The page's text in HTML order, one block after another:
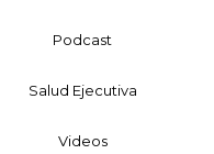
Podcast
Salud Ejecutiva
Videos